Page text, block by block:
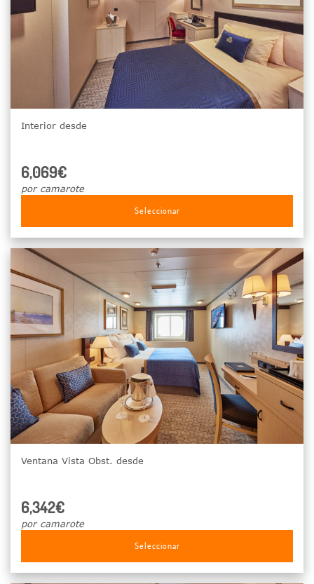
Interior desde
6,069€
por camarote
Seleccionar
Ventana Vista Obst. desde
6,342€
por camarote
Seleccionar